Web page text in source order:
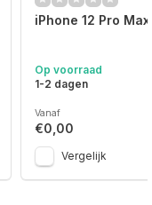
iPhone 12 Pro
Op voorraad
1-2 dagen
Vanaf
€0,00
Vergelijk